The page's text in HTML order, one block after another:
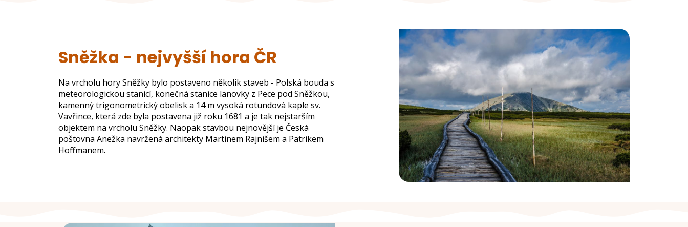
Sněžka - nejvyšší hora ČR
Na vrcholu hory Sněžky bylo postaveno několik staveb - Polská bouda s
meteorologickou stanicí, konečná stanice lanovky z Pece pod Sněžkou,
kamenný trigonometrický obelisk a 14 m vysoká rotundová kaple sv.
Vavřince, která zde byla postavena již roku 1681 a je tak nejstarším
objektem na vrcholu Sněžky. Naopak stavbou nejnovější je Česká
poštovna Anežka navržená architekty Martinem Rajnišem a Patrikem
Hoffmanem.